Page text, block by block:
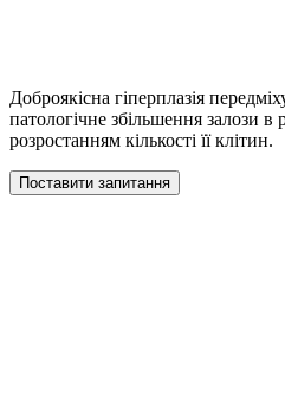
Доброякісна гіперплазія
патологічне збільшення залози в
розростанням кількості її клітин.
Поставити запитання